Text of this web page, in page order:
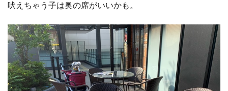
吠えちゃう子は奥の席がいいかも。